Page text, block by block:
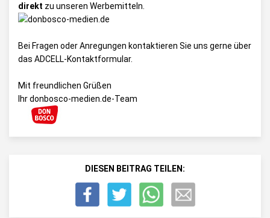
direkt zu unseren Werbemitteln.
Bei Fragen oder Anregungen kontaktieren Sie uns gerne über
das ADCELL-Kontaktformular.
Mit freundlichen Grüßen
Ihr donbosco-medien.de-Team
DIESEN BEITRAG TEILEN: